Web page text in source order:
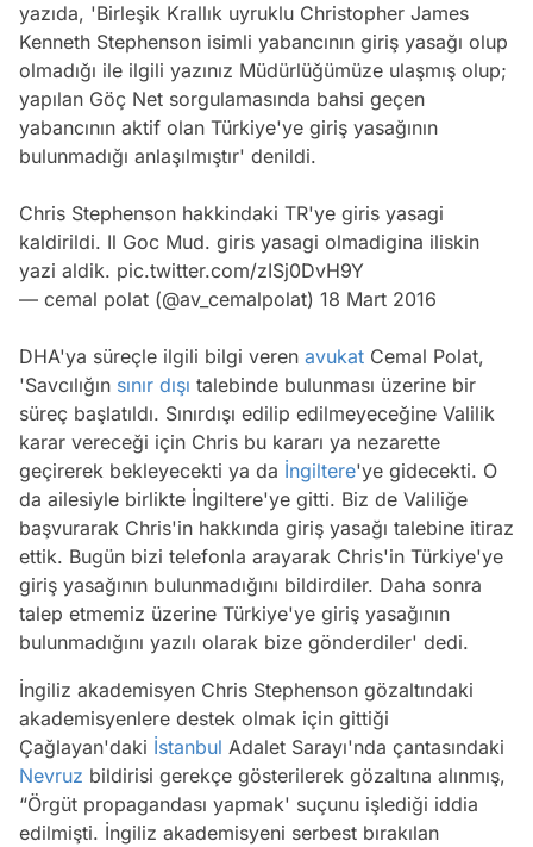
yazıda, 'Birleşik Krallık uyruklu Christopher James
Kenneth Stephenson isimli yabancının giriş yasağı olup
olmadığı ile ilgili yazınız Müdürlüğümüze ulaşmış olup;
yapılan Göç Net sorgulamasında bahsi geçen
yabancının aktif olan Türkiye'ye giriş yasağının
bulunmadığı anlaşılmıştır' denildi.
Chris Stephenson hakkindaki TR'ye giris yasagi
kaldirildi. Il Goc Mud. giris yasagi olmadigina iliskin
yazi aldik. pic.twitter.com/zISj0DvH9Y
— cemal polat (@av_cemalpolat) 18 Mart 2016
DHA'ya süreçle ilgili bilgi veren avukat Cemal Polat,
'Savcılığın sınır dışı talebinde bulunması üzerine bir
süreç başlatıldı. Sınırdışı edilip edilmeyeceğine Valilik
karar vereceği için Chris bu kararı ya nezarette
geçirerek bekleyecekti ya da İngiltere'ye gidecekti. O
da ailesiyle birlikte İngiltere'ye gitti. Biz de Valiliğe
başvurarak Chris'in hakkında giriş yasağı talebine itiraz
ettik. Bugün bizi telefonla arayarak Chris'in Türkiye'ye
giriş yasağının bulunmadığını bildirdiler. Daha sonra
talep etmemiz üzerine Türkiye'ye giriş yasağının
bulunmadığını yazılı olarak bize gönderdiler' dedi.
İngiliz akademisyen Chris Stephenson gözaltındaki
akademisyenlere destek olmak için gittiği
Çağlayan'daki İstanbul Adalet Sarayı'nda çantasındaki
Nevruz bildirisi gerekçe gösterilerek gözaltına alınmış,
“Örgüt propagandası yapmak' suçunu işlediği iddia
edilmişti. İngiliz akademisyeni serbest bırakılan